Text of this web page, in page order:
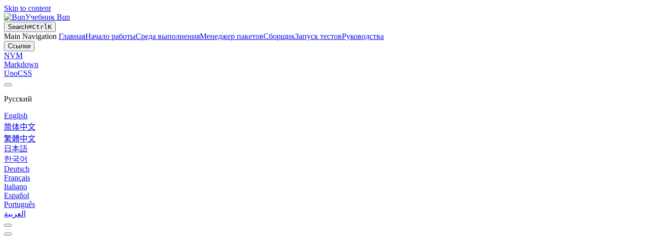
Skip to content
Учебник Bun
Search⌘CtrlK
Main Navigation ГлавнаяНачало работыСреда выполненияМенеджер пакетовСборщикЗапуск тестовРуководства
Ссылки
NVM
Markdown
UnoCSS
Русский
English
简体中文
繁體中文
日本語
한국어
Deutsch
Français
Italiano
Español
Português
العربية